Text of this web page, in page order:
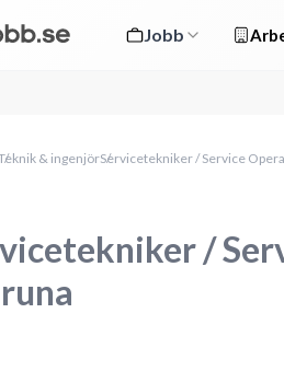
Jobb
& ingenjörServicetekniker / Service
/